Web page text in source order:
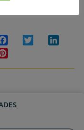
FacebookTwitter